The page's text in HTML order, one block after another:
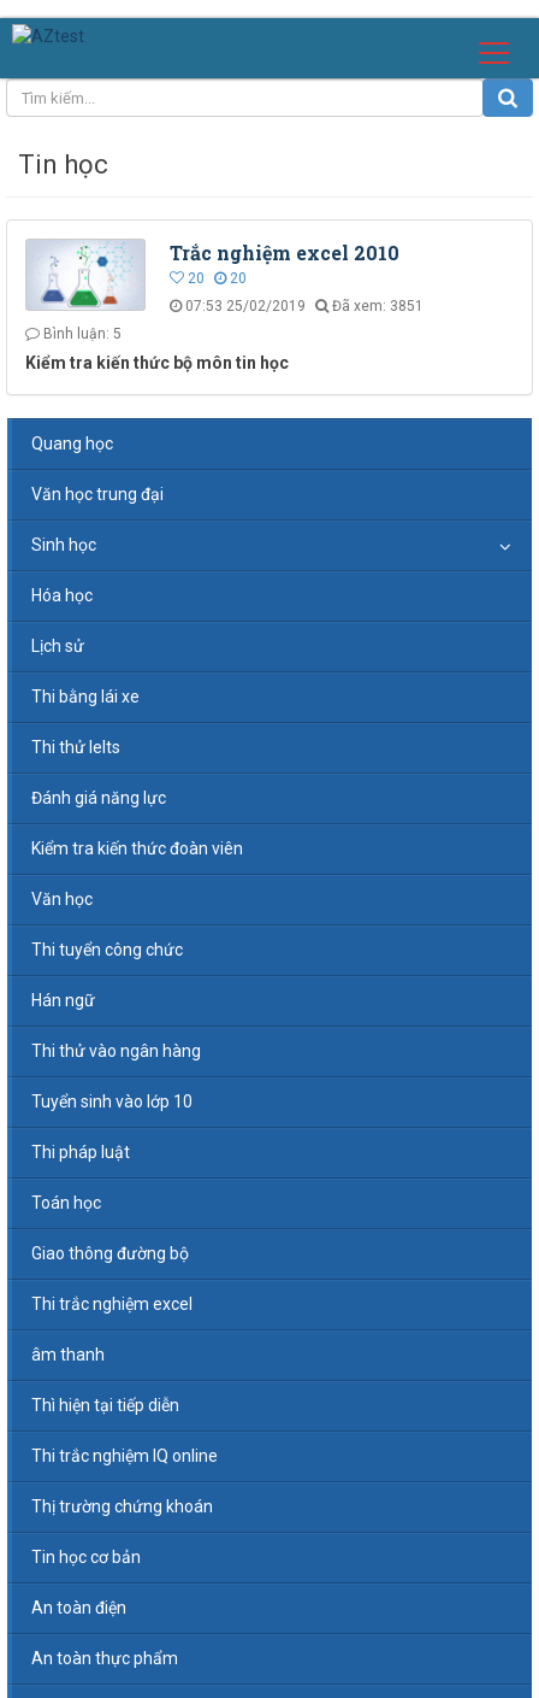
Tin học
Trắc nghiệm excel 2010
20
20
07:53 25/02/2019
Đã xem: 3851
Bình luận: 5
Kiểm tra kiến thức bộ môn tin học
Quang học
Văn học trung đại
Sinh học
Hóa học
Lịch sử
Thi bằng lái xe
Thi thử Ielts
Đánh giá năng lực
Kiểm tra kiến thức đoàn viên
Văn học
Thi tuyển công chức
Hán ngữ
Thi thử vào ngân hàng
Tuyển sinh vào lớp 10
Thi pháp luật
Toán học
Giao thông đường bộ
Thi trắc nghiệm excel
âm thanh
Thì hiện tại tiếp diễn
Thi trắc nghiệm IQ online
Thị trường chứng khoán
Tin học cơ bản
An toàn điện
An toàn thực phẩm